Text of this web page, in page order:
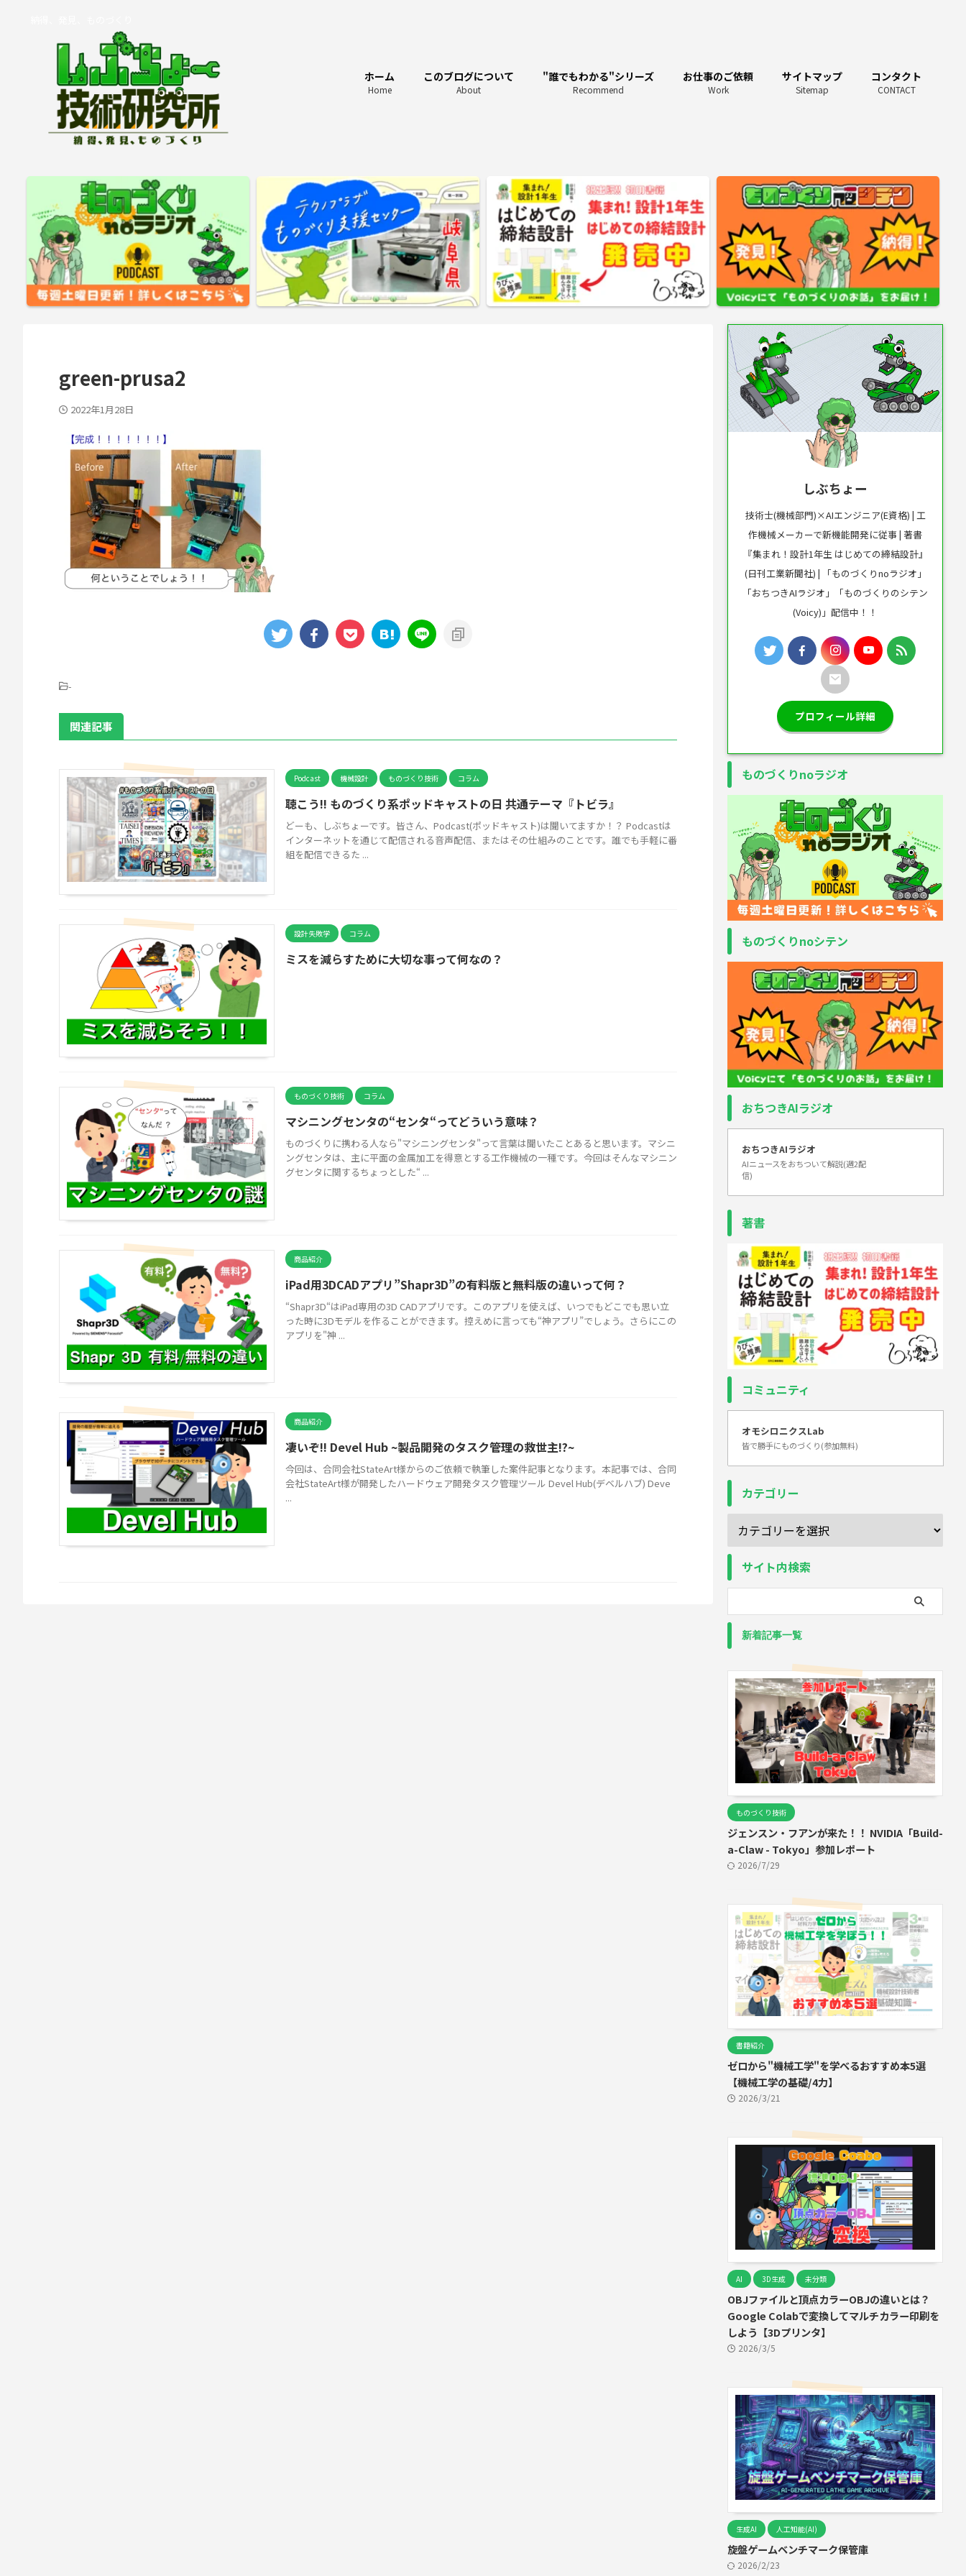
ホーム
Home
このブログについて
About
"誰でもわかる"シリーズ
Recommend
お仕事のご依頼
Work
サイトマップ
Sitemap
コンタクト
CONTACT
green-prusa2
2022年1月28日
-
関連記事
Podcast 機械設計 ものづくり技術 コラム
聴こう!! ものづくり系ポッドキャストの日 共通テーマ『トビラ』
どーも、しぶちょーです。皆さん、Podcast(ポッドキャスト)は聞いてますか！？ Podcastは
インターネットを通じて配信される音声配信、またはその仕組みのことです。誰でも手軽に番
組を配信できるた ...
設計失敗学 コラム
ミスを減らすために大切な事って何なの？
ものづくり技術 コラム
マシニングセンタの“センタ“ってどういう意味？
ものづくりに携わる人なら"マシニングセンタ"って言葉は聞いたことあると思います。マシニ
ングセンタは、主に平面の金属加工を得意とする工作機械の一種です。今回はそんなマシニン
グセンタに関するちょっとした“ ...
商品紹介
iPad用3DCADアプリ”Shapr3D”の有料版と無料版の違いって何？
“Shapr3D“はiPad専用の3D CADアプリです。このアプリを使えば、いつでもどこでも思い立
った時に3Dモデルを作ることができます。控えめに言っても“神アプリ”でしょう。さらにこの
アプリを"神 ...
商品紹介
凄いぞ!! Devel Hub ~製品開発のタスク管理の救世主!?~
今回は、合同会社StateArt様からのご依頼で執筆した案件記事となります。本記事では、合同
会社StateArt様が開発したハードウェア開発タスク管理ツール Devel Hub(デベルハブ) Deve
...
しぶちょー
技術士(機械部門)×AIエンジニア(E資格) | 工
作機械メーカーで新機能開発に従事 | 著書
『集まれ！設計1年生 はじめての締結設計』
(日刊工業新聞社) | 「ものづくりnoラジオ」
「おちつきAIラジオ」「ものづくりのシテン
(Voicy)」配信中！！
プロフィール詳細
ものづくりnoラジオ
ものづくりnoシテン
おちつきAIラジオ
おちつきAIラジオ
AIニュースをおちついて解説(週2配
信)
著書
コミュニティ
オモシロニクスLab
皆で勝手にものづくり(参加無料)
カテゴリー
サイト内検索
新着記事一覧
ものづくり技術
ジェンスン・フアンが来た！！ NVIDIA「Build-
a-Claw - Tokyo」参加レポート
2026/7/29
書籍紹介
ゼロから"機械工学"を学べるおすすめ本5選
【機械工学の基礎/4力】
2026/3/21
AI 3D生成 未分類
OBJファイルと頂点カラーOBJの違いとは？
Google Colabで変換してマルチカラー印刷を
しよう【3Dプリンタ】
2026/3/5
生成AI 人工知能(AI)
旋盤ゲームベンチマーク保管庫
2026/2/23